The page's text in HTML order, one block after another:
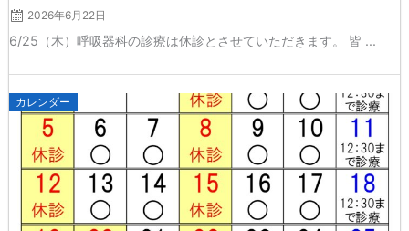
2026年6月22日
6/25（木）呼吸器科の診療は休診とさせていただきます。 皆 ...
カレンダー
Posted
on